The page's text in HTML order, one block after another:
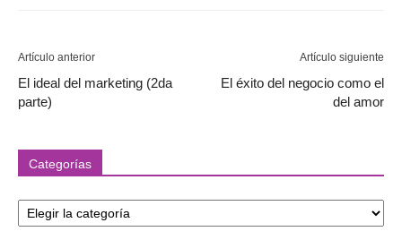
Artículo anterior
El ideal del marketing (2da
parte)
Artículo siguiente
El éxito del negocio como el
del amor
Categorías
Categorías